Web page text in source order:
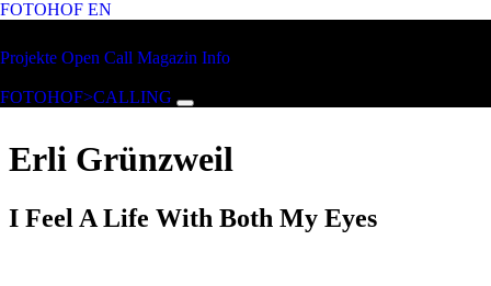
Zum Hauptinhalt springen
FOTOHOF EN
Projekte Open Call Magazin Info
FOTOHOF>CALLING
Erli Grünzweil
I Feel A Life With Both My Eyes